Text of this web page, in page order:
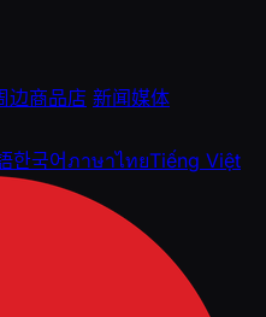
边商品店 新闻媒体
한국어ภาษาไทยTiếng Việt